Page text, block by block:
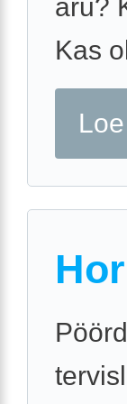
aru?
Kas